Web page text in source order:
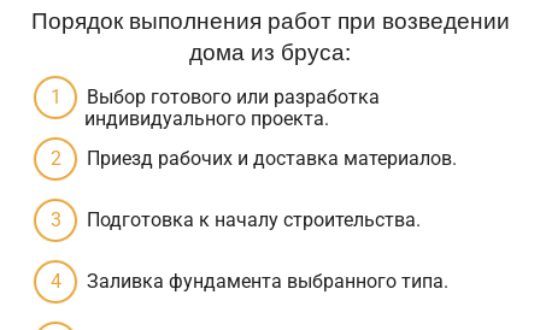
Порядок выполнения работ при возведении
дома из бруса:
Выбор готового или разработка
индивидуального проекта.
Приезд рабочих и доставка материалов.
Подготовка к началу строительства.
Заливка фундамента выбранного типа.